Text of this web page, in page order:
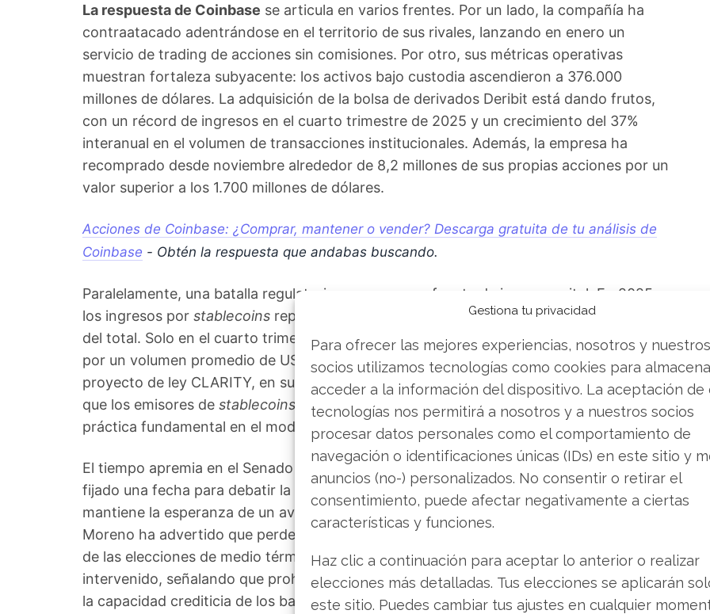
Gestiona tu privacidad
Para ofrecer las mejores experiencias, nosotros y nuestros
socios utilizamos tecnologías como cookies para
acceder a la información del dispositivo. La aceptación de
tecnologías nos permitirá a nosotros y a nuestros socios
procesar datos personales como el comportamiento de
navegación o identificaciones únicas (IDs) en este sitio y
anuncios (no-) personalizados. No consentir o retirar el
consentimiento, puede afectar negativamente a ciertas
características y funciones.
Haz clic a continuación para aceptar lo anterior o realizar
elecciones más detalladas. Tus elecciones se aplicarán
este sitio. Puedes cambiar tus ajustes en cualquier
La respuesta de Coinbase se articula en varios frentes. Por un lado, la compañía ha
contraatacado adentrándose en el territorio de sus rivales, lanzando en enero un
servicio de trading de acciones sin comisiones. Por otro, sus métricas operativas
muestran fortaleza subyacente: los activos bajo custodia ascendieron a 376.000
millones de dólares. La adquisición de la bolsa de derivados Deribit está dando frutos,
con un récord de ingresos en el cuarto trimestre de 2025 y un crecimiento del 37%
interanual en el volumen de transacciones institucionales. Además, la empresa ha
recomprado desde noviembre alrededor de 8,2 millones de sus propias acciones por un
valor superior a los 1.700 millones de dólares.
Acciones de Coinbase: ¿Comprar, mantener o vender? Descarga gratuita de tu análisis de
Coinbase - Obtén la respuesta que andabas buscando.
Paralelamente, una batalla regulatoria amenaza una fuente de ingresos vital. En 2025,
los ingresos por stablecoins representaron unos 1.350 millones de dólares, casi el 20%
del total. Solo en el cuarto trimestre, alcanzaron un récord de 364 millones, impulsados
por un volumen promedio de USDC en productos de Coinbase de 17.800 millones. El
proyecto de ley CLARITY, en su versión del 23 de marzo, podría prohibir precisamente
que los emisores de stablecoins distribuyan recompensas o intereses a los usuarios, una
práctica fundamental en el modelo actual de Coinbase con USDC.
El tiempo apremia en el Senado estadounidense. Aunque el Comité de Banca no ha
fijado una fecha para debatir la enmienda, el jefe de lobby de Coinbase, Faryar Shirzad,
mantiene la esperanza de un avance en abril y una votación en mayo. El senador Bernie
Moreno ha advertido que perder esta ventana podría posponer el tema hasta después
de las elecciones de medio término de 2026. El Consejo Económico de la Casa Blanca ha
intervenido, señalando que prohibir estas distribuciones no afectaría significativamente
la capacidad crediticia de los bancos, un argumento que favorece la postura de